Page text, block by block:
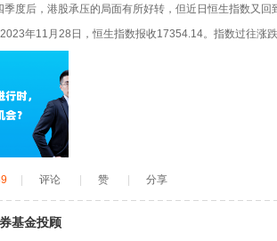
季度后，港股承压的局面有所好转，但近日恒生指数又
年11月28日，恒生指数报收17354.14。指数过往涨
流动性转向及人民币汇率企稳等多方走势，整体有望朝
评论 赞 分享
基金投顾